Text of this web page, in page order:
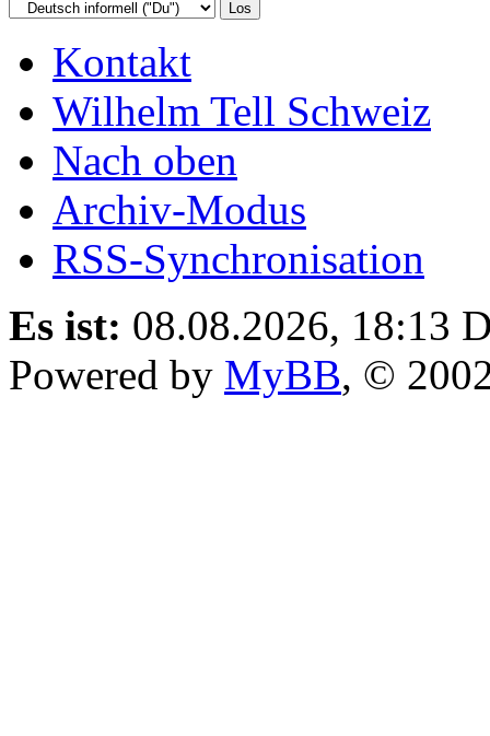
Kontakt
Wilhelm Tell Schweiz
Nach oben
Archiv-Modus
RSS-Synchronisation
Es ist: 08.08.2026, 18:13
Powered by MyBB, ©